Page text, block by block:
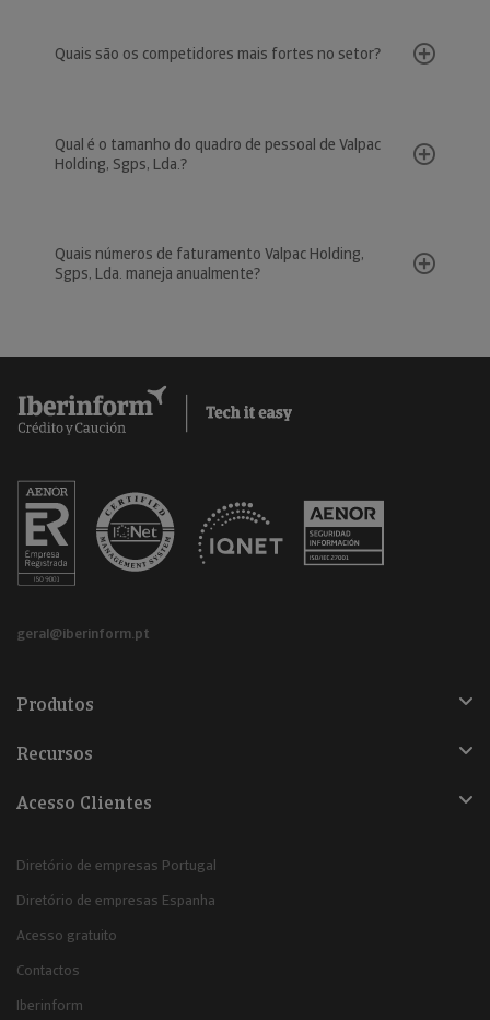
Quais são os competidores mais fortes no setor?
Qual é o tamanho do quadro de pessoal de Valpac
Holding, Sgps, Lda.?
Quais números de faturamento Valpac Holding,
Sgps, Lda. maneja anualmente?
geral@iberinform.pt
Produtos
Recursos
Acesso Clientes
Diretório de empresas Portugal
Diretório de empresas Espanha
Acesso gratuito
Contactos
Iberinform